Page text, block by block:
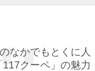
なかでもとくに人
クーペ」の魅力